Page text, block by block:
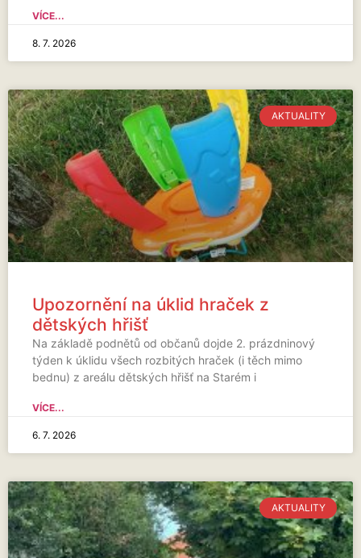
VÍCE...
8. 7. 2026
AKTUALITY
Upozornění na úklid hraček z
dětských hřišť
Na základě podnětů od občanů dojde 2. prázdninový
týden k úklidu všech rozbitých hraček (i těch mimo
bednu) z areálu dětských hřišť na Starém i
VÍCE...
6. 7. 2026
AKTUALITY